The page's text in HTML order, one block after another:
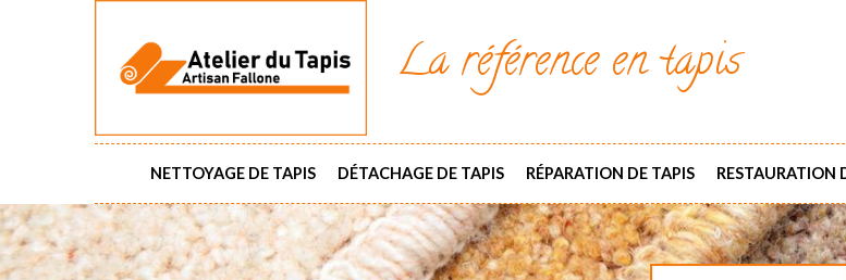
La référence en tapis
NETTOYAGE DE TAPIS DÉTACHAGE DE TAPIS RÉPARATION DE TAPIS RESTAURATION